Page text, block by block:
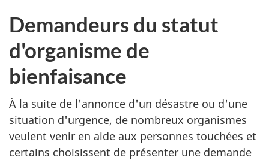
Demandeurs du statut
d'organisme de
bienfaisance
À la suite de l'annonce d'un désastre ou d'une
situation d'urgence, de nombreux organismes
veulent venir en aide aux personnes touchées et
certains choisissent de présenter une demande